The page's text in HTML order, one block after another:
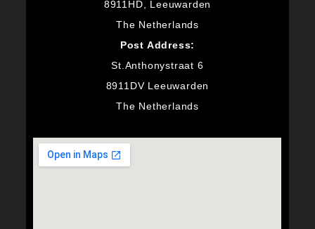
8911HD, Leeuwarden
The Netherlands
Post Address:
St.Anthonystraat 6
8911DV Leeuwarden
The Netherlands